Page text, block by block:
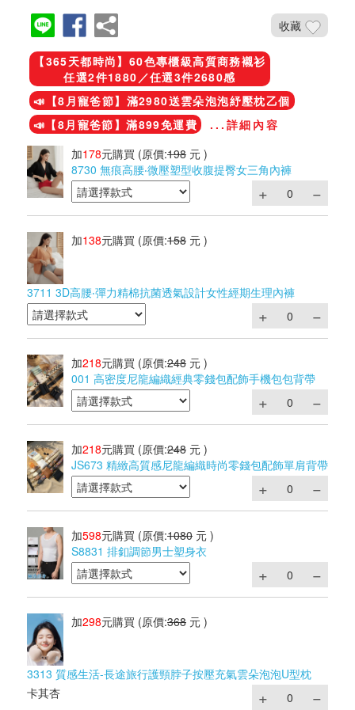
收藏
【365天都時尚】60色專櫃級高質商務襯衫
任選2件1880／任選3件2680感
📣【8月寵爸節】滿2980送雲朵泡泡紓壓枕乙個
📣【8月寵爸節】滿899免運費
...詳細內容
加178元購買 (原價:198 元 )
8730 無痕高腰‧微壓塑型收腹提臀女三角內褲
加138元購買 (原價:158 元 )
3711 3D高腰‧彈力精棉抗菌透氣設計女性經期生理內褲
加218元購買 (原價:248 元 )
001 高密度尼龍編織經典零錢包配飾手機包包背帶
加218元購買 (原價:248 元 )
JS673 精緻高質感尼龍編織時尚零錢包配飾單肩背帶
加598元購買 (原價:1080 元 )
S8831 排釦調節男士塑身衣
加298元購買 (原價:368 元 )
3313 質感生活-長途旅行護頸脖子按壓充氣雲朵泡泡U型枕
卡其杏